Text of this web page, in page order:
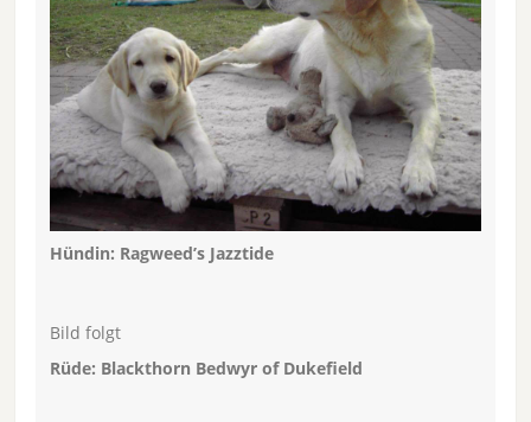
Hündin: Ragweed’s Jazztide
Bild folgt
Rüde: Blackthorn Bedwyr of Dukefield